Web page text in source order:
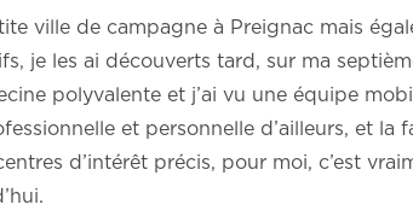
ville de campagne à Preignac mais
je les ai découverts tard, sur ma
polyvalente et j’ai vu une équipe
et personnelle d’ailleurs, et la
d’intérêt précis, pour moi, c’est